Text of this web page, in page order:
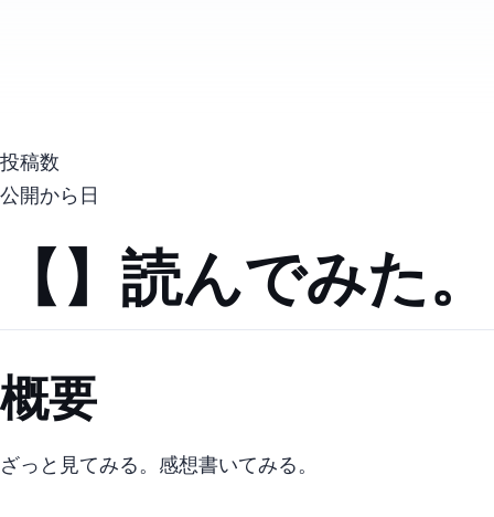
投稿数
公開から 日
【TypeScript】Utility Types読んでみた。
概要
ざっと見てみる。 感想書いてみる。